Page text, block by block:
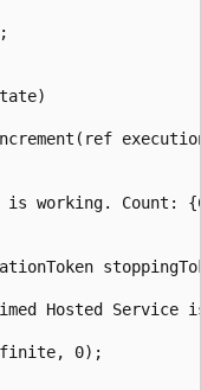
working. Count:
Hosted Service
0);